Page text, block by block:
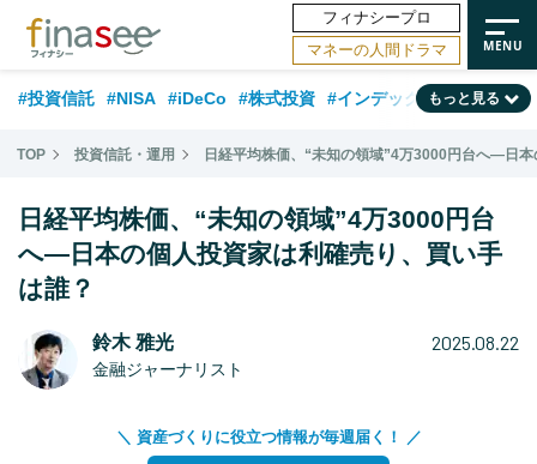
フィナシープロ
マネーの人間ドラマ
#投資信託 #NISA #iDeCo #株式投資 #インデックスファンド
#相談事例 #相続・贈与 #FP #新NISA #ランキング #トレンド
#資産運用業界 #老後 #海外事情 #積立投資
#フィナンシャル・ウェルビーイング
#60代
もっと見る
TOP 投資信託・運用 日経平均株価、“未知の領域”4万3000円台へ―日
日経平均株価、“未知の領域”4万3000円台
へ―日本の個人投資家は利確売り、買い手
は誰？
鈴木 雅光
金融ジャーナリスト
2025.08.22
＼ 資産づくりに役立つ情報が毎週届く！ ／